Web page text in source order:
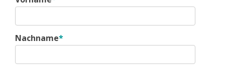
Nachname*